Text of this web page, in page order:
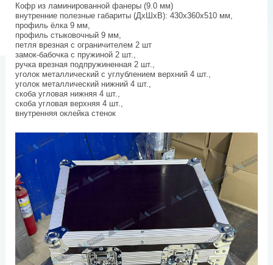
Кофр из ламинированной фанеры (9.0 мм)
внутренние полезные габариты (ДхШхВ): 430x360x510 мм,
профиль ёлка 9 мм,
профиль стыковочный 9 мм,
петля врезная с ограничителем 2 шт
замок-бабочка с пружиной 2 шт.,
ручка врезная подпружиненная 2 шт.,
уголок металлический с углублением верхний 4 шт.,
уголок металлический нижний 4 шт.,
скоба угловая нижняя 4 шт.,
скоба угловая верхняя 4 шт.,
внутренняя оклейка стенок